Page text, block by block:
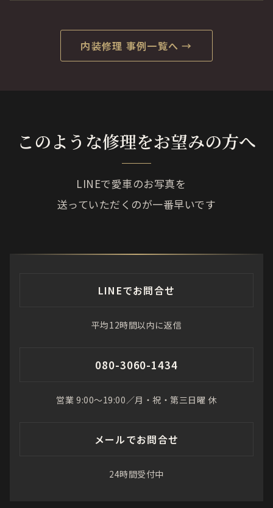
内装修理 事例一覧へ →
このような修理をお望みの方へ
LINEで愛車のお写真を
送っていただくのが一番早いです
LINEでお問合せ
平均12時間以内に返信
080-3060-1434
営業 9:00〜19:00／月・祝・第三日曜 休
メールでお問合せ
24時間受付中